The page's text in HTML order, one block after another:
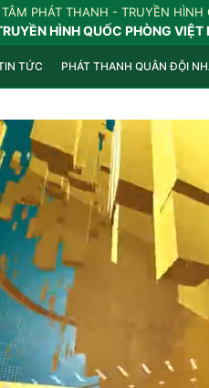
PHÁT THANH - TRUYỀN HÌNH
HÌNH QUỐC PHÒNG VIỆT
TỨC PHÁT THANH QUÂN ĐỘI